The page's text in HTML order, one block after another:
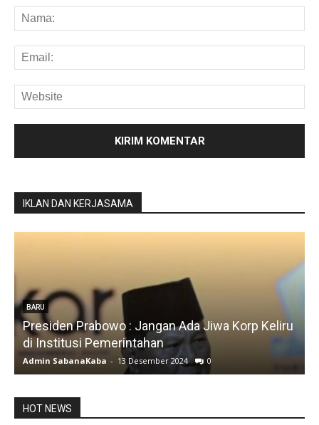
IKLAN DAN KERJASAMA
BARU
Silfia Hanani
Admin SabanaKaba - 19 Juni 2024 1487
HOT NEWS